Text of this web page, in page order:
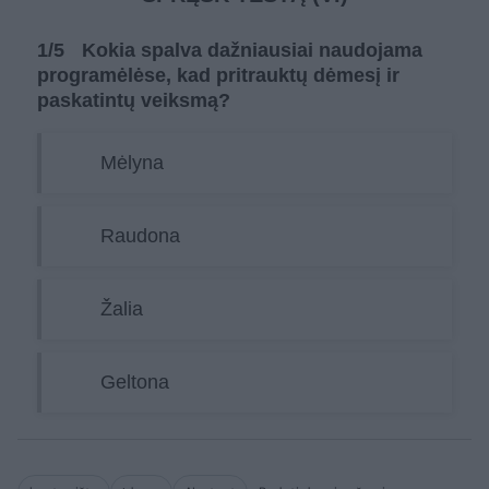
1/5
Kokia spalva dažniausiai naudojama
programėlėse, kad pritrauktų dėmesį ir
paskatintų veiksmą?
Mėlyna
Raudona
Žalia
Geltona